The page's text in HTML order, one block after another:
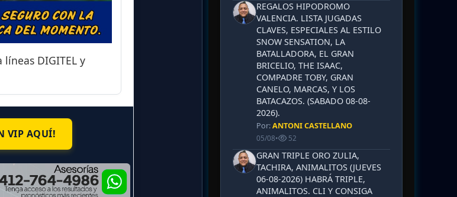
líneas DIGITEL y
VIP AQUÍ!
REGALOS HIPODROMO
VALENCIA. LISTA JUGADAS
CLAVES, ESPECIALES AL ESTILO
SNOW SENSATION, LA
BATALLADORA, EL GRAN
BRICELIO, THE ISAAC,
COMPADRE TOBY, GRAN
CANELO, MARCAS, Y LOS
BATACAZOS. (SABADO 08-08-
2026).
Por:ANTONI CASTELLANO
05/08• 52
GRAN TRIPLE ORO ZULIA,
TACHIRA, ANIMALITOS (JUEVES
06-08-2026) HABRÁ TRIPLE,
ANIMALITOS. CLI Y CONSIGA